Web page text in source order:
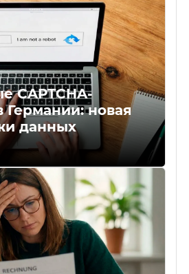
CAPTCHA-
Германии: новая
данных